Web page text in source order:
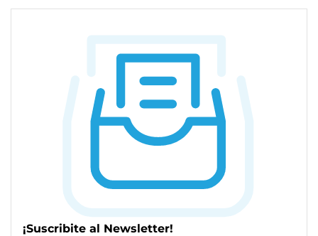
¡Suscribite al Newsletter!